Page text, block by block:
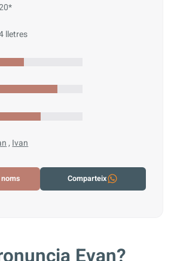
lletres
,Ivan
Comparteix